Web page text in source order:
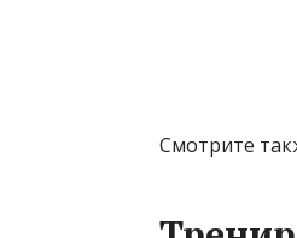
Смотрите